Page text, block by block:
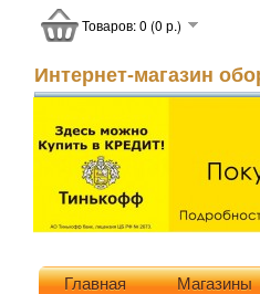
Интернет-магазин
Товаров: 0 (0 р.)
Главная Магазины